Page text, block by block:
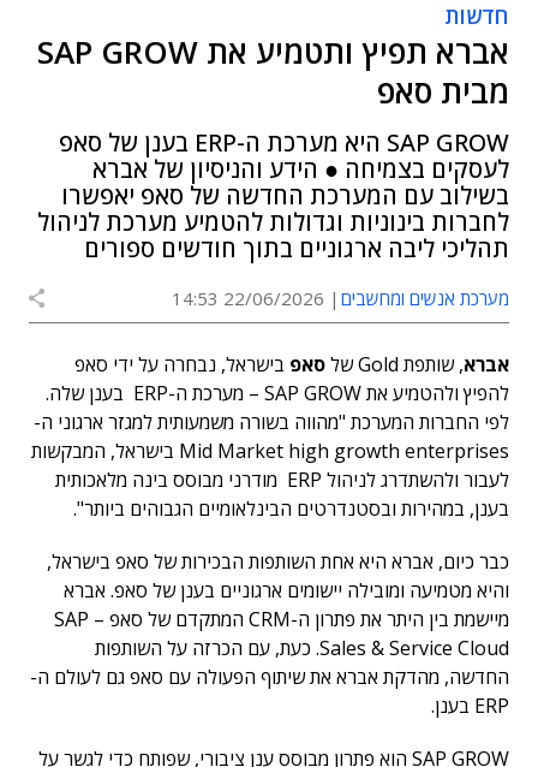
חדשות
אברא תפיץ ותטמיע את SAP GROW
מבית סאפ
SAP GROW היא מערכת ה-ERP בענן של סאפ
לעסקים בצמיחה ● הידע והניסיון של אברא
בשילוב עם המערכת החדשה של סאפ יאפשרו
לחברות בינוניות וגדולות להטמיע מערכת לניהול
תהליכי ליבה ארגוניים בתוך חודשים ספורים
מערכת אנשים ומחשבים 22/06/2026 14:53
אברא, שותפת Gold של סאפ בישראל, נבחרה על ידי סאפ
להפיץ ולהטמיע את SAP GROW – מערכת ה-ERP בענן שלה.
לפי החברות המערכת "מהווה בשורה משמעותית למגזר ארגוני ה-
Mid Market high growth enterprises בישראל, המבקשות
לעבור ולהשתדרג לניהול ERP מודרני מבוסס בינה מלאכותית
בענן, במהירות ובסטנדרטים הבינלאומיים הגבוהים ביותר".
כבר כיום, אברא היא אחת השותפות הבכירות של סאפ בישראל,
והיא מטמיעה ומובילה יישומים ארגוניים בענן של סאפ. אברא
מיישמת בין היתר את פתרון ה-CRM המתקדם של סאפ – SAP
Sales & Service Cloud. כעת, עם הכרזה על השותפות
החדשה, מהדקת אברא את שיתוף הפעולה עם סאפ גם לעולם ה-
ERP בענן.
SAP GROW הוא פתרון מבוסס ענן ציבורי, שפותח כדי לגשר על